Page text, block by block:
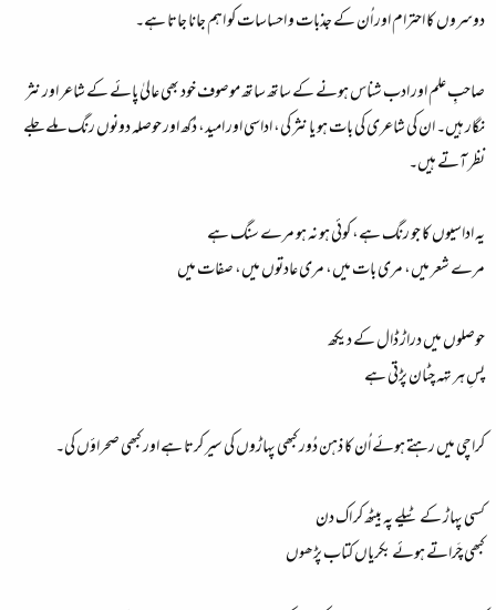
دوسروں کا احترام اور اُن کے جذبات و احساسات کو اہم جانا جاتا ہے۔
صاحبِ علم اور ادب شناس ہونے کے ساتھ ساتھ موصوف خود بھی عالیٰ پائے کے شاعر اور نثر
نگار ہیں۔ ان کی شاعری کی بات ہو یا نثر کی، اداسی اور امید، دُکھ اور حوصلہ دونوں رنگ ملے جلے
نظر آتے ہیں۔
یہ اداسیوں کا جو رنگ ہے، کوئی ہو نہ ہو مرے سنگ ہے
مرے شعر میں، مری بات میں، مری عادتوں میں، صفات میں
حوصلوں میں دراڑ ڈال کے دیکھ
پسِ ہر تہہ چٹان پڑتی ہے
کراچی میں رہتے ہوئے اُن کا ذہن دُور کبھی پہاڑوں کی سیر کرتا ہے اور کبھی صحراؤں کی۔
کسی پہاڑ کے ٹیلے پہ بیٹھ کر اک دن
کبھی چَراتے ہوئے بکریاں کتاب پڑھوں